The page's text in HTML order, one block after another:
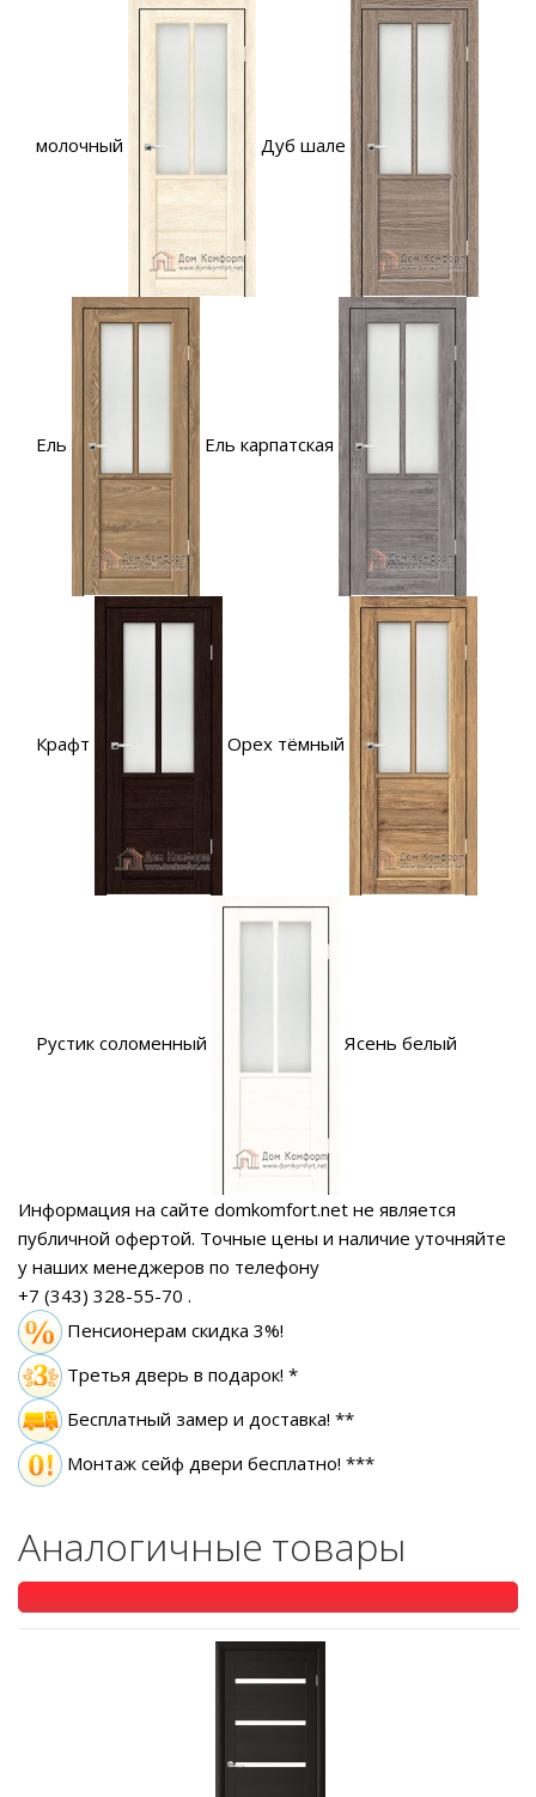
молочный Дуб шале
Ель Ель карпатская
Крафт Орех тёмный
Рустик соломенный Ясень белый
Информация на сайте domkomfort.net не является
публичной офертой. Точные цены и наличие уточняйте
у наших менеджеров по телефону
+7 (343) 328-55-70 .
Пенсионерам скидка 3%!
Третья дверь в подарок! *
Бесплатный замер и доставка! **
Монтаж сейф двери бесплатно! ***
Аналогичные товары